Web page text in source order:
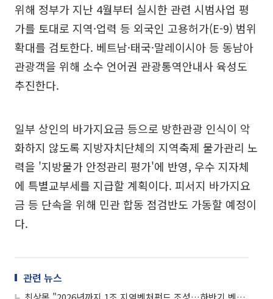
위해 정부가 지난 4월부터 실시한 관련 시범사업 평
가를 토대로 지역·업력 등 외국인 고용허가(E-9) 범위
확대를 검토한다. 베트남·태국·말레이시아 등 동남아
관광객을 위해 소수 언어권 관광통역안내사 육성도
추진한다.
일부 상인의 바가지요금 등으로 방한관광 인식이 악
화하지 않도록 지방자치단체의 지역축제 물가관리 노
력을 '지방물가 안정관리 평가'에 반영, 우수 지자체
에 특별교부세를 지급할 계획이다. 피서지 바가지요
금 등 단속을 위해 민관 합동 점검반도 가동할 예정이
다.
관련 뉴스